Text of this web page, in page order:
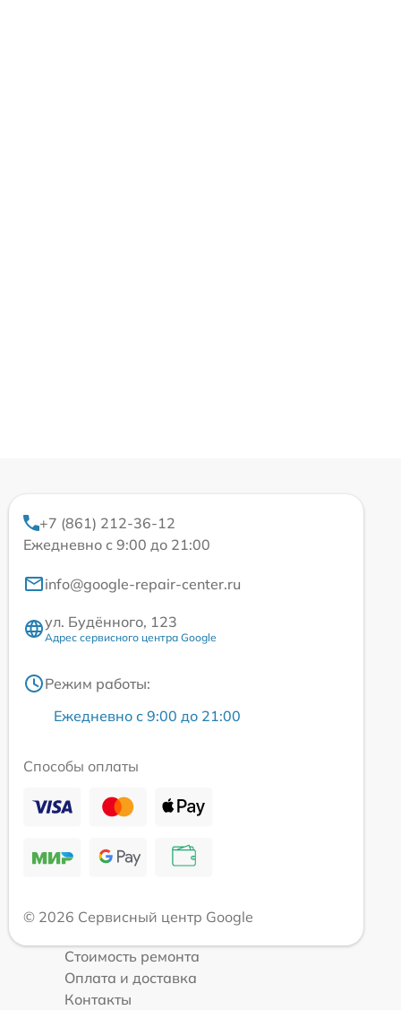
+7 (861) 212-36-12
Ежедневно с 9:00 до 21:00
info@google-repair-center.ru
ул. Будённого, 123
Адрес сервисного центра Google
Режим работы:
Ежедневно с 9:00 до 21:00
Способы оплаты
© 2026 Сервисный центр Google
Стоимость ремонта
Оплата и доставка
Контакты